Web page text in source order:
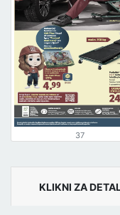
37
KLIKNI ZA